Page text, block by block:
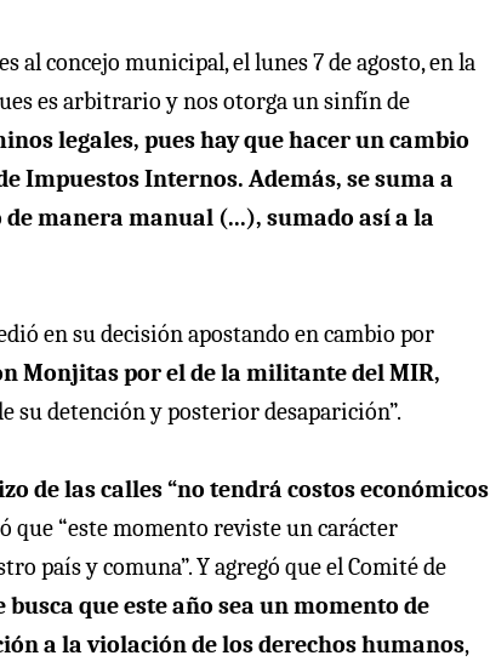
al concejo municipal, el lunes 7 de agosto, en la
es arbitrario y nos otorga un sinfín de
legales, pues hay que hacer un cambio
Impuestos Internos. Además, se suma a
manera manual (...), sumado así a la
en su decisión apostando en cambio por
Monjitas por el de la militante del MIR,
su detención y posterior desaparición”.
de las calles “no tendrá costos económicos
que “este momento reviste un carácter
país y comuna”. Y agregó que el Comité de
que este año sea un momento de
a la violación de los derechos humanos,